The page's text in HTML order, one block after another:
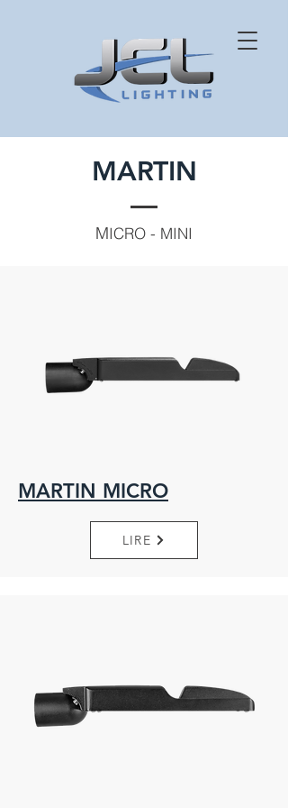
MARTIN
MICRO - MINI
MARTIN MICRO
LIRE